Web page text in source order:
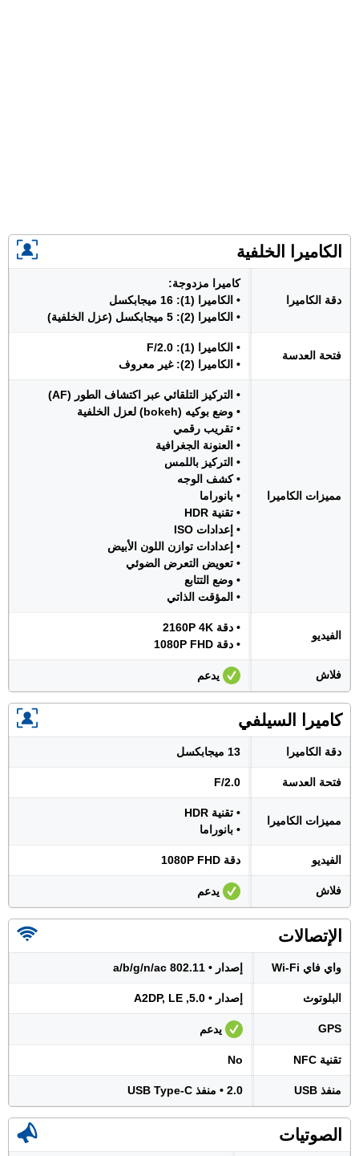
الكاميرا الخلفية
دقة الكاميرا
كاميرا مزدوجة:
• الكاميرا (1): 16 ميجابكسل
• الكاميرا (2): 5 ميجابكسل (عزل الخلفية)
فتحة العدسة
• الكاميرا (1): F/2.0
• الكاميرا (2): غير معروف
مميزات الكاميرا
• التركيز التلقائي عبر اكتشاف الطور (AF)
• وضع بوكيه (bokeh) لعزل الخلفية
• تقريب رقمي
• العنونة الجغرافية
• التركيز باللمس
• كشف الوجه
• بانوراما
• تقنية HDR
• إعدادات ISO
• إعدادات توازن اللون الأبيض
• تعويض التعرض الضوئي
• وضع التتابع
• المؤقت الذاتي
الفيديو
• دقة 2160P 4K
• دقة 1080P FHD
فلاش يدعم
كاميرا السيلفي
دقة الكاميرا 13 ميجابكسل
فتحة العدسة F/2.0
مميزات الكاميرا
• تقنية HDR
• بانوراما
الفيديو دقة 1080P FHD
فلاش يدعم
الإتصالات
واي فاي Wi-Fi إصدار • 802.11 a/b/g/n/ac
البلوتوث إصدار • 5.0, A2DP, LE
GPS يدعم
تقنية NFC No
منفذ USB 2.0 • منفذ USB Type-C
الصوتيات